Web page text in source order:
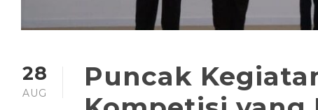
28
AUG
Puncak